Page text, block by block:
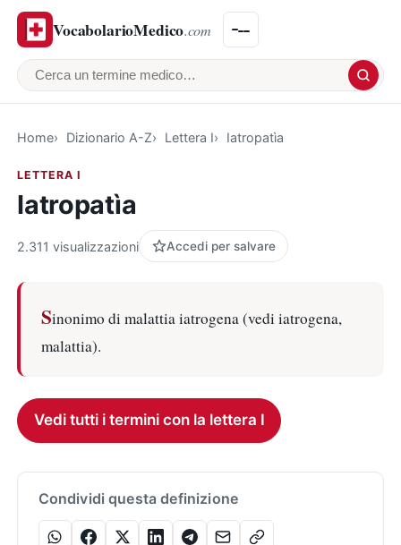
VocabolarioMedico.com
Cerca un termine medico
Home Dizionario A-Z Lettera I Iatropatìa
LETTERA I
Iatropatìa
2.311 visualizzazioni Accedi per salvare
Sinonimo di malattia iatrogena (vedi iatrogena,
malattia).
Vedi tutti i termini con la lettera I
Condividi questa definizione